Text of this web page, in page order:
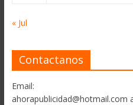
« Jul
Contactanos
Email:
ahorapublicidad@hotmail.com